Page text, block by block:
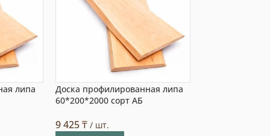
липа
Доска профилированная липа
60*200*2000 сорт АБ
9 425₸/ шт.